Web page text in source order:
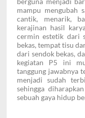
mampu mengubah
cantik, menarik,
kerajinan hasil
cermin estetik dari
bekas, tempat tisu
dari sendok bekas,
kegiatan P5 ini
tanggung jawabnya
menjadi sudah
sehingga
sebuah gaya hidup